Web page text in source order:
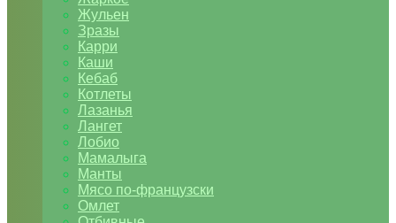
Жульен
Зразы
Карри
Каши
Кебаб
Котлеты
Лазанья
Лангет
Лобио
Мамалыга
Манты
Мясо по-французски
Омлет